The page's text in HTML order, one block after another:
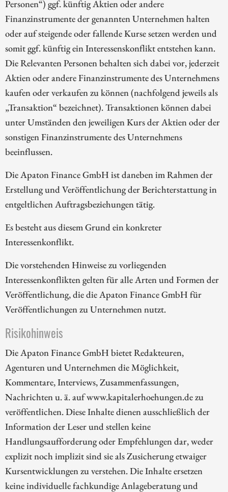
Personen“) ggf. künftig Aktien oder andere
Finanzinstrumente der genannten Unternehmen halten
oder auf steigende oder fallende Kurse setzen werden und
somit ggf. künftig ein Interessenskonflikt entstehen kann.
Die Relevanten Personen behalten sich dabei vor, jederzeit
Aktien oder andere Finanzinstrumente des Unternehmens
kaufen oder verkaufen zu können (nachfolgend jeweils als
„Transaktion“ bezeichnet). Transaktionen können dabei
unter Umständen den jeweiligen Kurs der Aktien oder der
sonstigen Finanzinstrumente des Unternehmens
beeinflussen.
Die Apaton Finance GmbH ist daneben im Rahmen der
Erstellung und Veröffentlichung der Berichterstattung in
entgeltlichen Auftragsbeziehungen tätig.
Es besteht aus diesem Grund ein konkreter
Interessenkonflikt.
Die vorstehenden Hinweise zu vorliegenden
Interessenkonflikten gelten für alle Arten und Formen der
Veröffentlichung, die die Apaton Finance GmbH für
Veröffentlichungen zu Unternehmen nutzt.
Risikohinweis
Die Apaton Finance GmbH bietet Redakteuren,
Agenturen und Unternehmen die Möglichkeit,
Kommentare, Interviews, Zusammenfassungen,
Nachrichten u. ä. auf www.kapitalerhoehungen.de zu
veröffentlichen. Diese Inhalte dienen ausschließlich der
Information der Leser und stellen keine
Handlungsaufforderung oder Empfehlungen dar, weder
explizit noch implizit sind sie als Zusicherung etwaiger
Kursentwicklungen zu verstehen. Die Inhalte ersetzen
keine individuelle fachkundige Anlageberatung und